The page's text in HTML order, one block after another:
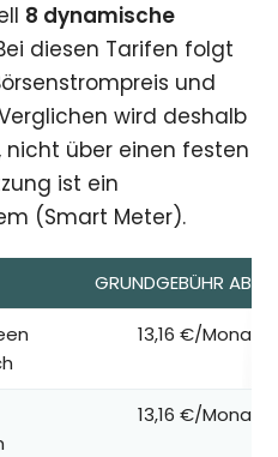
8 dynamische
diesen Tarifen folgt
und
wird deshalb
nicht über einen festen
ist ein
(Smart Meter).
GRUNDGEBÜHR AB*
13,16 €/Monat
13,16 €/Monat